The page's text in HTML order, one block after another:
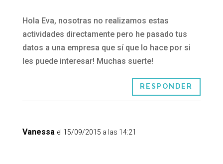
Hola Eva, nosotras no realizamos estas
actividades directamente pero he pasado tus
datos a una empresa que sí que lo hace por si
les puede interesar! Muchas suerte!
RESPONDER
Vanessa el 15/09/2015 a las 14:21